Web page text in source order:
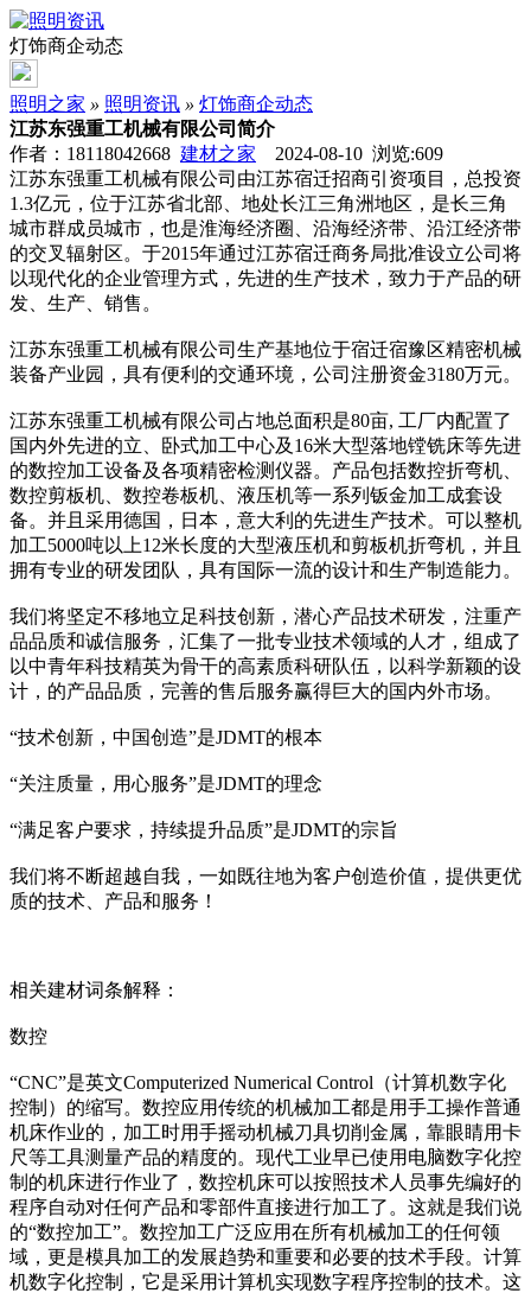
灯饰商企动态
照明之家 » 照明资讯 » 灯饰商企动态
江苏东强重工机械有限公司简介
作者：18118042668 建材之家 2024-08-10 浏览:609
江苏东强重工机械有限公司由江苏宿迁招商引资项目，总投资
1.3亿元，位于江苏省北部、地处长江三角洲地区，是长三角
城市群成员城市，也是淮海经济圈、沿海经济带、沿江经济带
的交叉辐射区。于2015年通过江苏宿迁商务局批准设立公司将
以现代化的企业管理方式，先进的生产技术，致力于产品的研
发、生产、销售。
江苏东强重工机械有限公司生产基地位于宿迁宿豫区精密机械
装备产业园，具有便利的交通环境，公司注册资金3180万元。
江苏东强重工机械有限公司占地总面积是80亩, 工厂内配置了
国内外先进的立、卧式加工中心及16米大型落地镗铣床等先进
的数控加工设备及各项精密检测仪器。产品包括数控折弯机、
数控剪板机、数控卷板机、液压机等一系列钣金加工成套设
备。并且采用德国，日本，意大利的先进生产技术。可以整机
加工5000吨以上12米长度的大型液压机和剪板机折弯机，并且
拥有专业的研发团队，具有国际一流的设计和生产制造能力。
我们将坚定不移地立足科技创新，潜心产品技术研发，注重产
品品质和诚信服务，汇集了一批专业技术领域的人才，组成了
以中青年科技精英为骨干的高素质科研队伍，以科学新颖的设
计，的产品品质，完善的售后服务赢得巨大的国内外市场。
“技术创新，中国创造”是JDMT的根本
“关注质量，用心服务”是JDMT的理念
“满足客户要求，持续提升品质”是JDMT的宗旨
我们将不断超越自我，一如既往地为客户创造价值，提供更优
质的技术、产品和服务！
相关建材词条解释：
数控
“CNC”是英文Computerized Numerical Control（计算机数字化
控制）的缩写。数控应用传统的机械加工都是用手工操作普通
机床作业的，加工时用手摇动机械刀具切削金属，靠眼睛用卡
尺等工具测量产品的精度的。现代工业早已使用电脑数字化控
制的机床进行作业了，数控机床可以按照技术人员事先编好的
程序自动对任何产品和零部件直接进行加工了。这就是我们说
的“数控加工”。数控加工广泛应用在所有机械加工的任何领
域，更是模具加工的发展趋势和重要和必要的技术手段。计算
机数字化控制，它是采用计算机实现数字程序控制的技术。这